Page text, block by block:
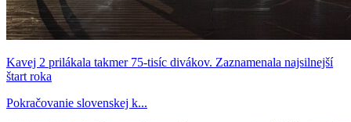
Kavej 2 prilákala takmer 75-tisíc divákov. Zaznamenala najsilnejší
štart roka
Pokračovanie slovenskej k...